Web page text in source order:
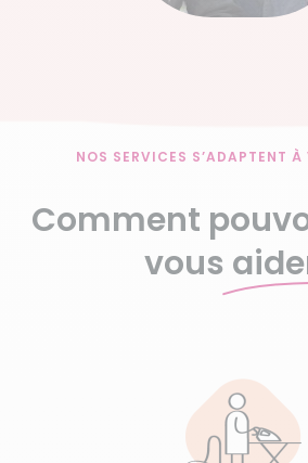
NOS SERVICES S’ADAPTENT À
Comment
vous